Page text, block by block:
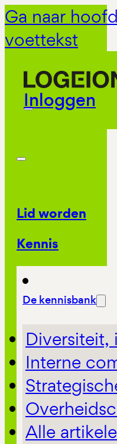
Ga naar
voettekst
Inloggen
Lid worden
Kennis
De kennisbank
Diversiteit,
Interne
Alle